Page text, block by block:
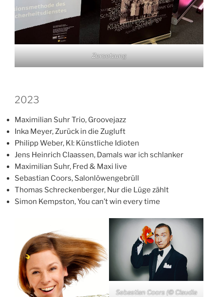
Zersetzung
2023
Maximilian Suhr Trio, Groovejazz
Inka Meyer, Zurück in die Zugluft
Philipp Weber, KI: Künstliche Idioten
Jens Heinrich Claassen, Damals war ich schlanker
Maximilian Suhr, Fred & Maxi live
Sebastian Coors, Salonlöwengebrüll
Thomas Schreckenberger, Nur die Lüge zählt
Simon Kempston, You can’t win every time
Sebastian Coors (© Claudia